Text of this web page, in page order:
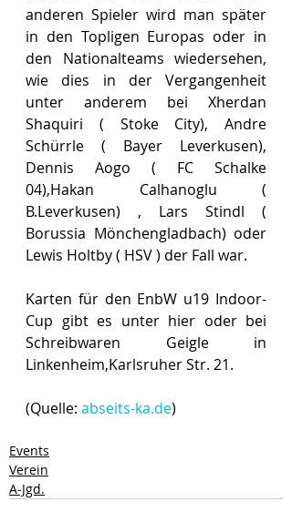
anderen Spieler wird man später
in den Topligen Europas oder in
den Nationalteams wiedersehen,
wie dies in der Vergangenheit
unter anderem bei Xherdan
Shaquiri ( Stoke City), Andre
Schürrle ( Bayer Leverkusen),
Dennis Aogo ( FC Schalke
04),Hakan Calhanoglu (
B.Leverkusen) , Lars Stindl (
Borussia Mönchengladbach) oder
Lewis Holtby ( HSV ) der Fall war.
Karten für den EnbW u19 Indoor-
Cup gibt es unter hier oder bei
Schreibwaren Geigle in
Linkenheim,Karlsruher Str. 21.
(Quelle: abseits-ka.de)
Events
Verein
A-Jgd.